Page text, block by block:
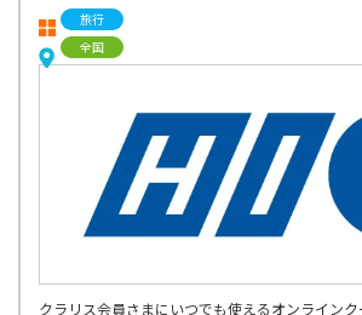
旅行
全国
クラリス会員さまにいつでも使えるオンライン